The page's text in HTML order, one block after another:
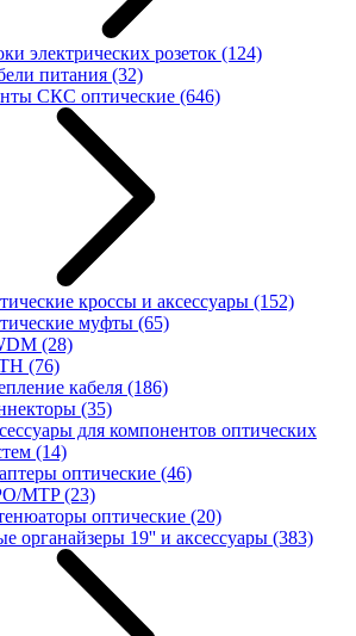
электрических розеток (124)
питания (32)
СКС оптические (646)
кроссы и аксессуары (152)
муфты (65)
(28)
(76)
кабеля (186)
(35)
для компонентов оптических
(14)
оптические (46)
MTP(23)
оптические (20)
органайзеры 19'' и аксессуары (383)